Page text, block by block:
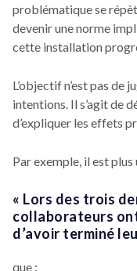
problématique se
devenir une norme
cette installation
L’objectif n’est pas de
intentions. Il s’agit de
d’expliquer les effets
Par exemple, il est
« Lors des trois
collaborateurs
d’avoir terminé
que :